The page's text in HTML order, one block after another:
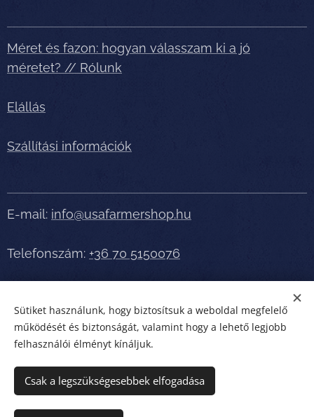
Méret és fazon: hogyan válasszam ki a jó
méretet? // Rólunk
Elállás
Szállítási információk
E-mail: info@usafarmershop.hu
Telefonszám: +36 70 5150076
Részletes tájékoztatásért, segítségért telefonáljon
bátran!
Sütiket használunk, hogy biztosítsuk a weboldal megfelelő
működését és biztonságát, valamint hogy a lehető legjobb
felhasználói élményt kínáljuk.
Csak a legszükségesebbek elfogadása